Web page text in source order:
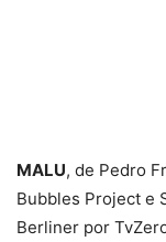
MALU, de Pedro
Bubbles Project e
Berliner por